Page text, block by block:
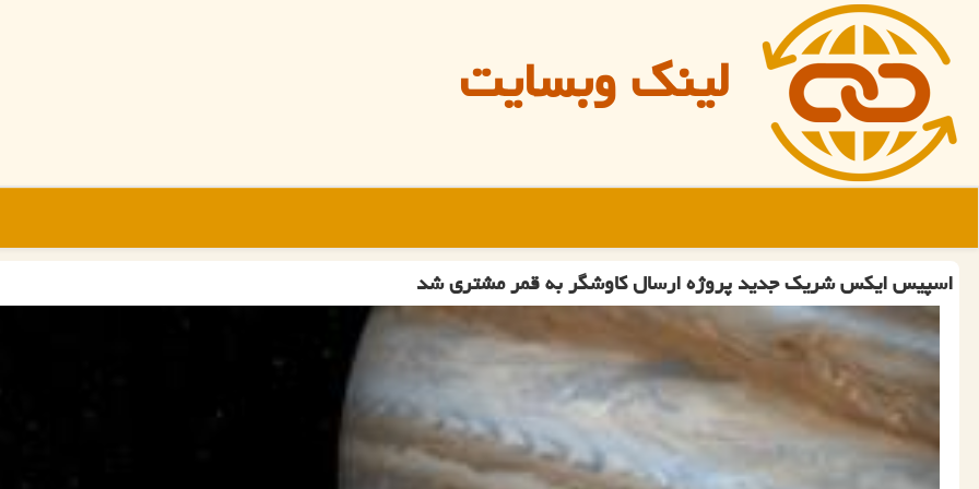
لینک وبسایت
اسپیس ایكس شریك جدید پروژه ارسال كاوشگر به قمر مشتری شد